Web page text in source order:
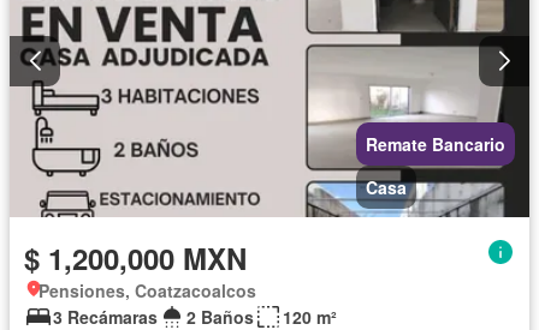
Remate Bancario
Casa
$ 1,200,000 MXN
Pensiones, Coatzacoalcos
3 Recámaras
2 Baños
120 m²